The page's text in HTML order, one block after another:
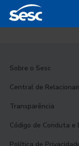
Sobre o Sesc
Central de
Transparência
Código de Conduta e